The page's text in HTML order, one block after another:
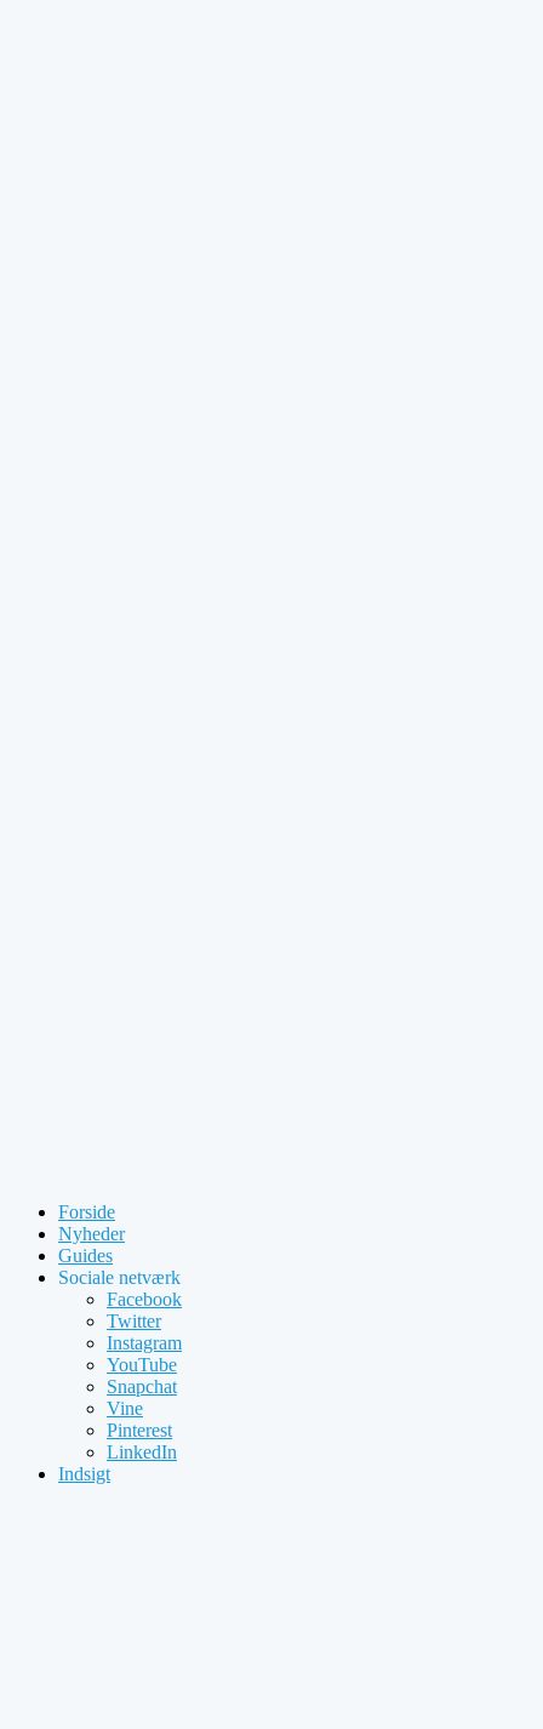
Forside
Nyheder
Guides
Sociale netværk
Facebook
Twitter
Instagram
YouTube
Snapchat
Vine
Pinterest
LinkedIn
Indsigt